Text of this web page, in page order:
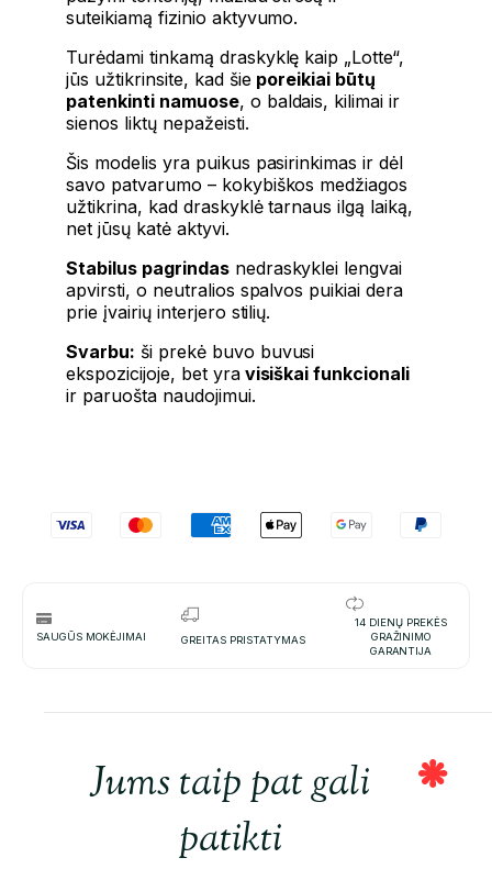
suteikiamą fizinio aktyvumo.
Turėdami tinkamą draskyklę kaip „Lotte“,
jūs užtikrinsite, kad šie poreikiai būtų
patenkinti namuose, o baldais, kilimai ir
sienos liktų nepažeisti.
Šis modelis yra puikus pasirinkimas ir dėl
savo patvarumo – kokybiškos medžiagos
užtikrina, kad draskyklė tarnaus ilgą laiką,
net jūsų katė aktyvi.
Stabilus pagrindasnedraskyklei lengvai
apvirsti, o neutralios spalvos puikiai dera
prie įvairių interjero stilių.
Svarbu: ši prekė buvo buvusi
ekspozicijoje, bet yravisiškai funkcionali
ir paruošta naudojimui.
SAUGŪS MOKĖJIMAI GREITAS PRISTATYMAS
14 DIENŲ PREKĖS
GRAŽINIMO
GARANTIJA
Jums taip pat gali
patikti